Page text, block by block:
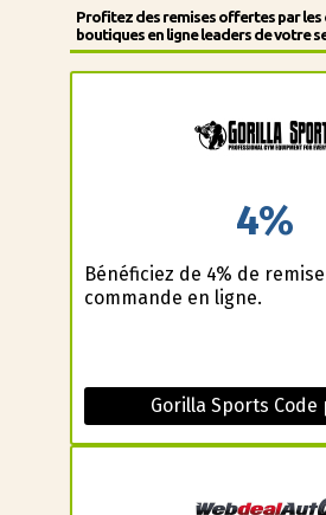
Profitez des remises offertes par les
boutiques en ligne leaders de votre
4%
Bénéficiez de 4% de
commande en ligne.
Gorilla Sports Code